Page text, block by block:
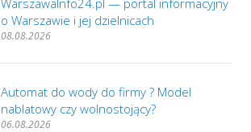
o Warszawie i jej dzielnicach
08.08.2026
Automat do wody do firmy ? Model
nablatowy czy wolnostojący?
06.08.2026